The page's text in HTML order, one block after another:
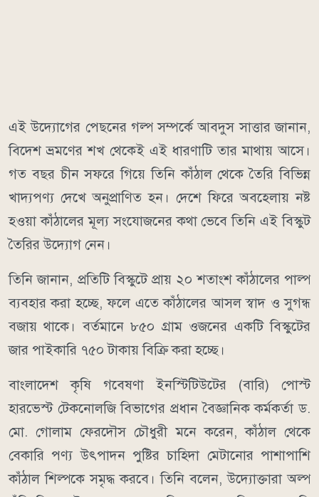
এই উদ্যোগের পেছনের গল্প সম্পর্কে আবদুস সাত্তার জানান,
বিদেশ ভ্রমণের শখ থেকেই এই ধারণাটি তার মাথায় আসে।
গত বছর চীন সফরে গিয়ে তিনি কাঁঠাল থেকে তৈরি বিভিন্ন
খাদ্যপণ্য দেখে অনুপ্রাণিত হন। দেশে ফিরে অবহেলায় নষ্ট
হওয়া কাঁঠালের মূল্য সংযোজনের কথা ভেবে তিনি এই বিস্কুট
তৈরির উদ্যোগ নেন।
তিনি জানান, প্রতিটি বিস্কুটে প্রায় ২০ শতাংশ কাঁঠালের পাল্প
ব্যবহার করা হচ্ছে, ফলে এতে কাঁঠালের আসল স্বাদ ও সুগন্ধ
বজায় থাকে। বর্তমানে ৮৫০ গ্রাম ওজনের একটি বিস্কুটের
জার পাইকারি ৭৫০ টাকায় বিক্রি করা হচ্ছে।
বাংলাদেশ কৃষি গবেষণা ইনস্টিটিউটের (বারি) পোস্ট
হারভেস্ট টেকনোলজি বিভাগের প্রধান বৈজ্ঞানিক কর্মকর্তা ড.
মো. গোলাম ফেরদৌস চৌধুরী মনে করেন, কাঁঠাল থেকে
বেকারি পণ্য উৎপাদন পুষ্টির চাহিদা মেটানোর পাশাপাশি
কাঁঠাল শিল্পকে সমৃদ্ধ করবে। তিনি বলেন, উদ্যোক্তারা অল্প